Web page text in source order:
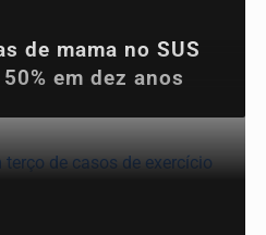
de mama no SUS
em dez anos